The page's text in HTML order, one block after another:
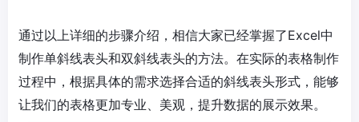
通过以上详细的步骤介绍，相信大家已经掌握了Excel中
制作单斜线表头和双斜线表头的方法。在实际的表格制作
过程中，根据具体的需求选择合适的斜线表头形式，能够
让我们的表格更加专业、美观，提升数据的展示效果。